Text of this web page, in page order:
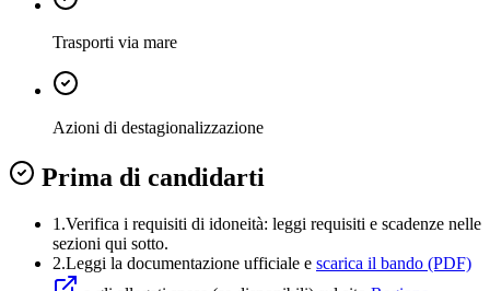
Trasporti via mare
Azioni di destagionalizzazione
Prima di candidarti
1.Verifica i requisiti di idoneità: leggi requisiti e scadenze nelle
sezioni qui sotto.
2.Leggi la documentazione ufficiale e scarica il bando (PDF)